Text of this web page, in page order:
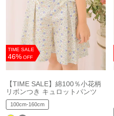
TIME SALE
46% OFF
【TIME SALE】綿100％小花柄
リボンつき キュロットパンツ
100cm-160cm